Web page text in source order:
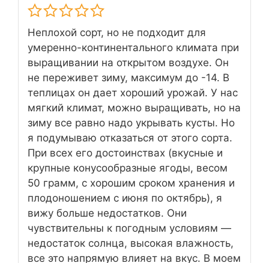
Неплохой сорт, но не подходит для
умеренно-континентального климата при
выращивании на открытом воздухе. Он
не переживет зиму, максимум до -14. В
теплицах он дает хороший урожай. У нас
мягкий климат, можно выращивать, но на
зиму все равно надо укрывать кусты. Но
я подумываю отказаться от этого сорта.
При всех его достоинствах (вкусные и
крупные конусообразные ягоды, весом
50 грамм, с хорошим сроком хранения и
плодоношением с июня по октябрь), я
вижу больше недостатков. Они
чувствительны к погодным условиям —
недостаток солнца, высокая влажность,
все это напрямую влияет на вкус. В моем